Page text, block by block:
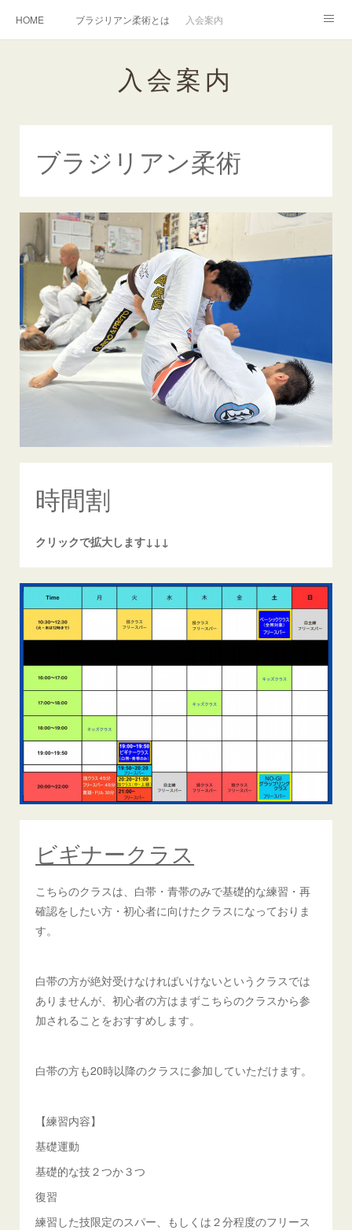
HOME ブラジリアン柔術とは 入会案内
過去の写真集 連絡掲示板
入会案内
ブラジリアン柔術
時間割
クリックで拡大します↓↓↓
ビギナークラス
こちらのクラスは、白帯・青帯のみで基礎的な練習・再
確認をしたい方・初心者に向けたクラスになっておりま
す。
白帯の方が絶対受けなければいけないというクラスでは
ありませんが、初心者の方はまずこちらのクラスから参
加されることをおすすめします。
白帯の方も20時以降のクラスに参加していただけます。
【練習内容】
基礎運動
基礎的な技２つか３つ
復習
練習した技限定のスパー、もしくは２分程度のフリース